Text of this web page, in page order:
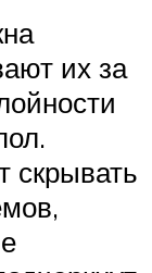
их за
скрывать